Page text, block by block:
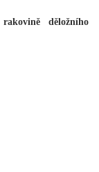
děložního